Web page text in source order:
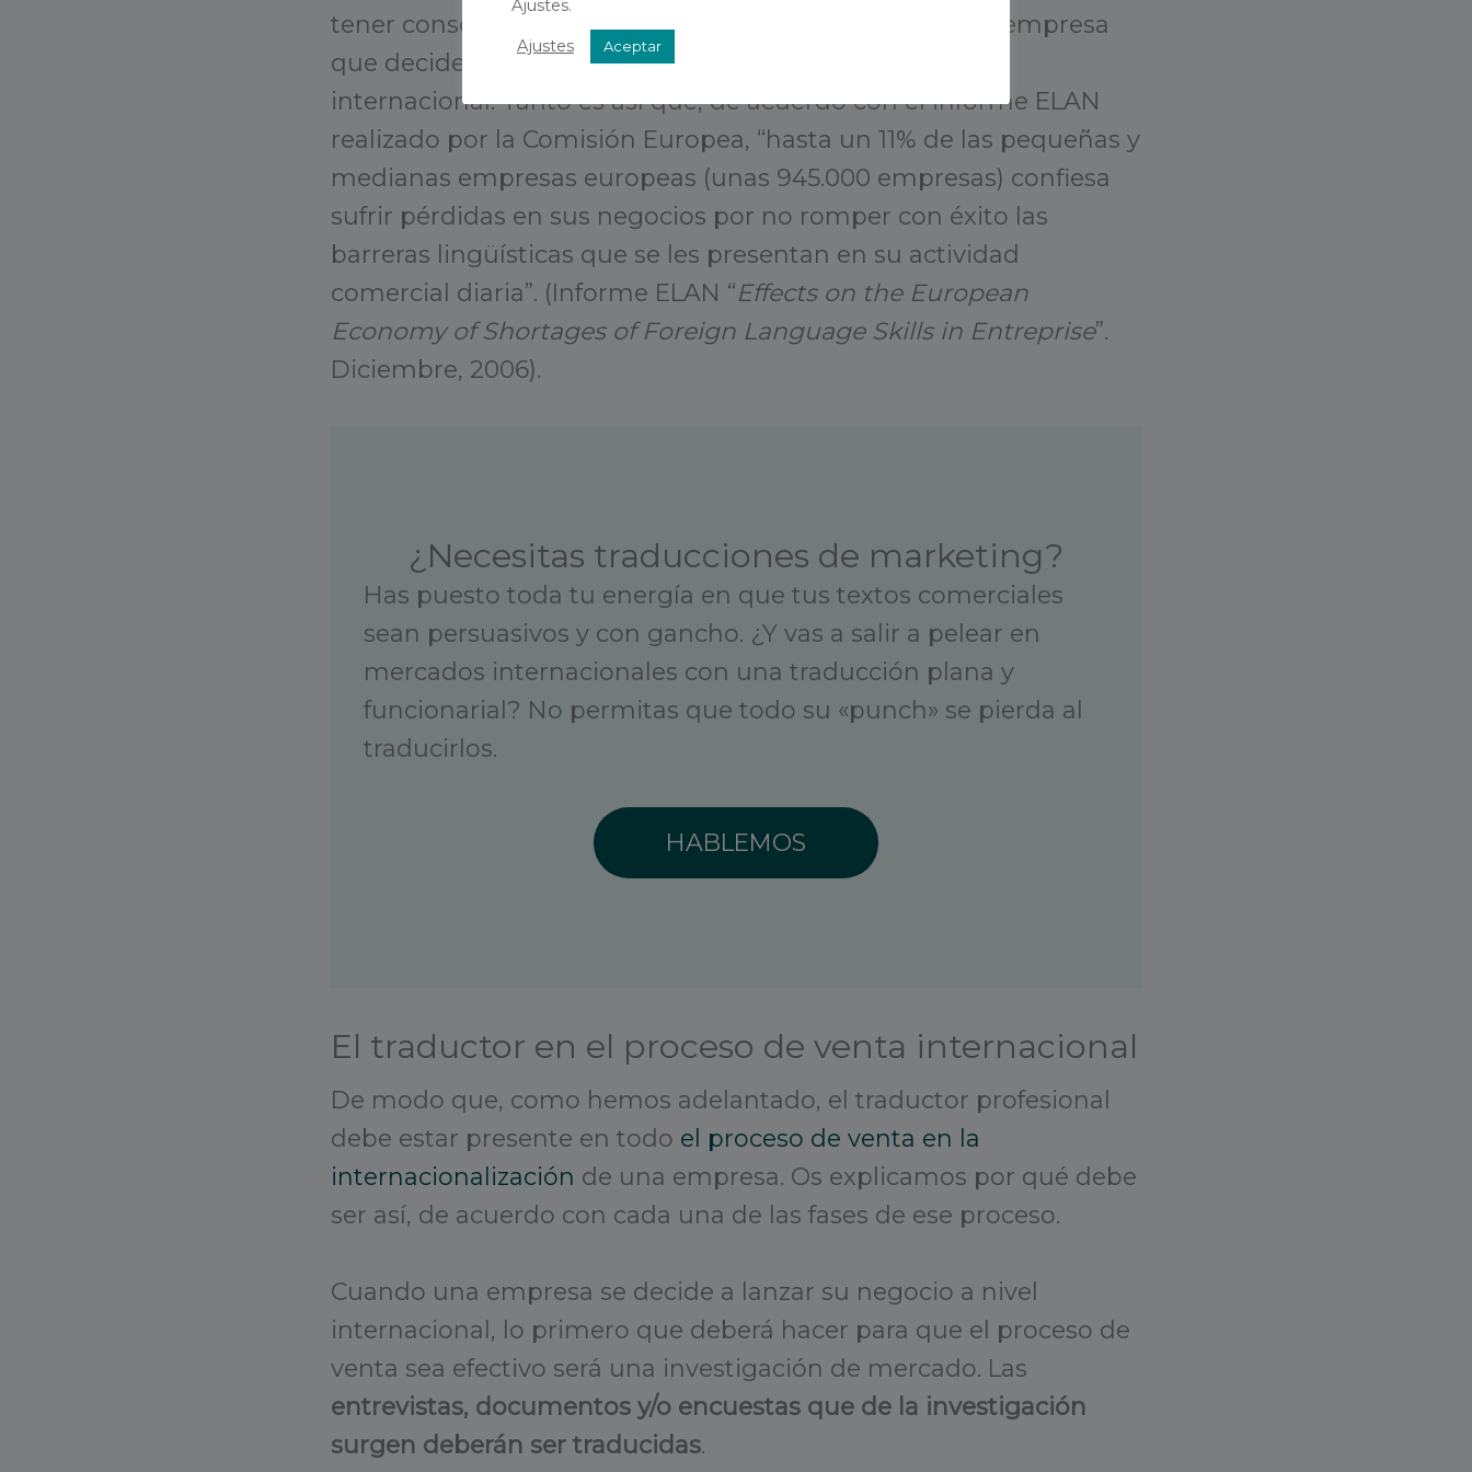
tener consecuencias económicas desastrosas para una empresa
que decide salir de sus fronteras y lanzarse al mercado
internacional. Tanto es así que, de acuerdo con el informe ELAN
realizado por la Comisión Europea, “hasta un 11% de las pequeñas y
medianas empresas europeas (unas 945.000 empresas) confiesa
sufrir pérdidas en sus negocios por no romper con éxito las
barreras lingüísticas que se les presentan en su actividad
comercial diaria”. (Informe ELAN “Effects on the European
Economy of Shortages of Foreign Language Skills in Entreprise”.
Diciembre, 2006).
¿Necesitas traducciones de marketing?
Has puesto toda tu energía en que tus textos comerciales
sean persuasivos y con gancho. ¿Y vas a salir a pelear en
mercados internacionales con una traducción plana y
funcionarial? No permitas que todo su «punch» se pierda al
traducirlos.
HABLEMOS
El traductor en el proceso de venta internacional
De modo que, como hemos adelantado, el traductor profesional
debe estar presente en todo el proceso de venta en la
internacionalización de una empresa. Os explicamos por qué debe
ser así, de acuerdo con cada una de las fases de ese proceso.
Cuando una empresa se decide a lanzar su negocio a nivel
internacional, lo primero que deberá hacer para que el proceso de
venta sea efectivo será una investigación de mercado. Las
entrevistas, documentos y/o encuestas que de la investigación
surgen deberán ser traducidas.
Ajustes.
Ajustes Aceptar